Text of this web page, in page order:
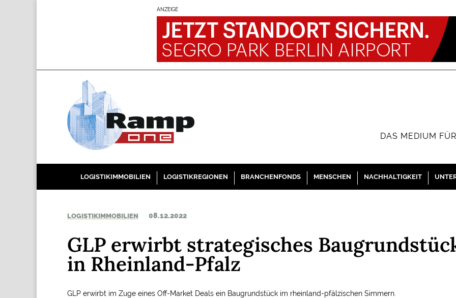
ANZEIGE
DAS MEDIUM
LOGISTIKIMMOBILIEN LOGISTIKREGIONEN BRANCHENFONDS MENSCHEN NACHHALTIGKEIT
LOGISTIKIMMOBILIEN 08.12.2022
GLP erwirbt strategisches
in Rheinland-Pfalz
GLP erwirbt im Zuge eines Off-Market Deals ein Baugrundstück im rheinland-pfälzischen Simmern.